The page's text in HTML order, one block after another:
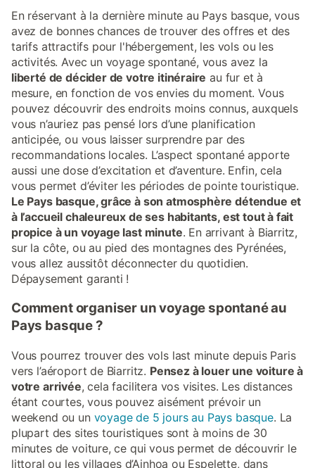
En réservant à la dernière minute au Pays basque, vous
avez de bonnes chances de trouver des offres et des
tarifs attractifs pour l'hébergement, les vols ou les
activités. Avec un voyage spontané, vous avez la
liberté de décider de votre itinéraire au fur et à
mesure, en fonction de vos envies du moment. Vous
pouvez découvrir des endroits moins connus, auxquels
vous n’auriez pas pensé lors d’une planification
anticipée, ou vous laisser surprendre par des
recommandations locales. L’aspect spontané apporte
aussi une dose d’excitation et d’aventure. Enfin, cela
vous permet d’éviter les périodes de pointe touristique.
Le Pays basque, grâce à son atmosphère détendue et
à l’accueil chaleureux de ses habitants, est tout à fait
propice à un voyage last minute. En arrivant à Biarritz,
sur la côte, ou au pied des montagnes des Pyrénées,
vous allez aussitôt déconnecter du quotidien.
Dépaysement garanti !
Comment organiser un voyage spontané au
Pays basque ?
Vous pourrez trouver des vols last minute depuis Paris
vers l’aéroport de Biarritz. Pensez à louer une voiture à
votre arrivée, cela facilitera vos visites. Les distances
étant courtes, vous pouvez aisément prévoir un
weekend ou un voyage de 5 jours au Pays basque. La
plupart des sites touristiques sont à moins de 30
minutes de voiture, ce qui vous permet de découvrir le
littoral ou les villages d’Ainhoa ou Espelette, dans